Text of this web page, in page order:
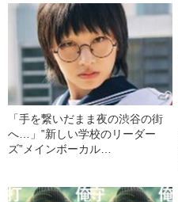
入手 女性のタイプや好みの職
業が詳細に記され……
「手を繋いだまま夜の渋谷の街
へ…」‟新しい学校のリーダー
ズ”メインボーカル